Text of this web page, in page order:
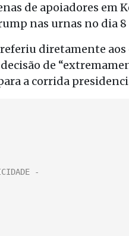
de apoiadores em
nas urnas no dia
diretamente aos
de
a corrida